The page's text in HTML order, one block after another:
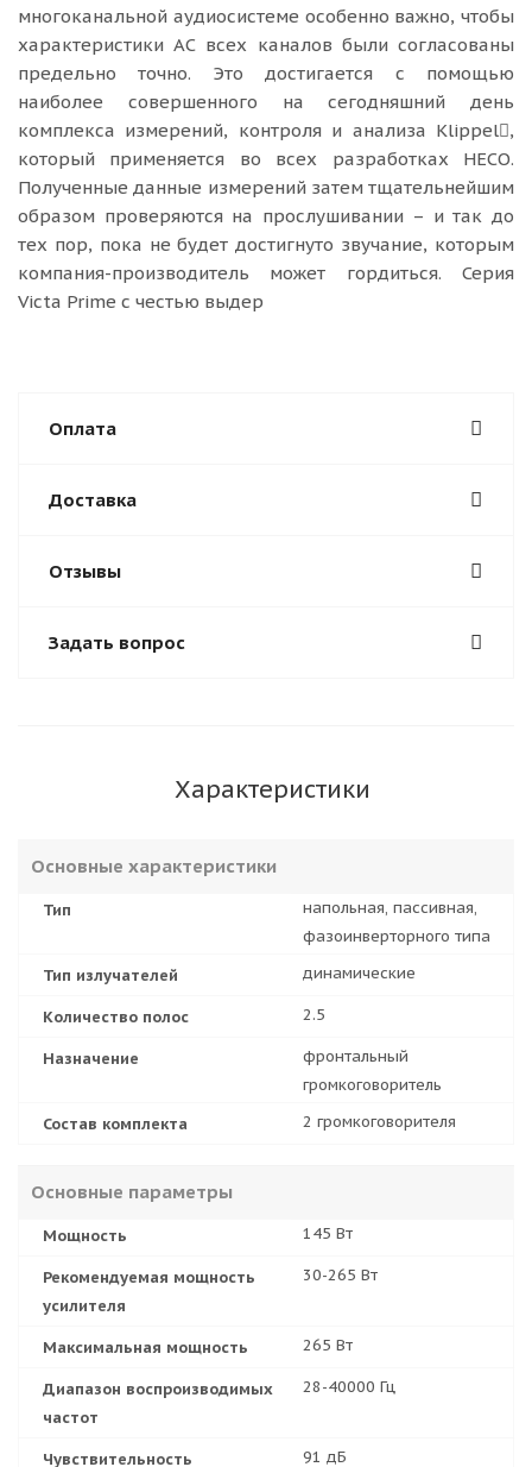
многоканальной аудиосистеме особенно важно, чтобы
характеристики АС всех каналов были согласованы
предельно точно. Это достигается с помощью
наиболее совершенного на сегодняшний день
комплекса измерений, контроля и анализа Klippel,
который применяется во всех разработках HECO.
Полученные данные измерений затем тщательнейшим
образом проверяются на прослушивании – и так до
тех пор, пока не будет достигнуто звучание, которым
компания-производитель может гордиться. Серия
Victa Prime с честью выдер
Оплата
Доставка
Отзывы
Задать вопрос
Характеристики
Основные характеристики
Тип
напольная, пассивная,
фазоинверторного типа
Тип излучателей
динамические
Количество полос 2.5
Назначение
фронтальный
громкоговоритель
Состав комплекта
2 громкоговорителя
Основные параметры
Мощность 145 Вт
Рекомендуемая мощность
усилителя
30-265 Вт
Максимальная мощность 265 Вт
Диапазон воспроизводимых
частот
28-40000 Гц
Чувствительность 91 дБ